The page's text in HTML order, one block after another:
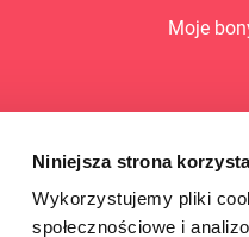
Niniejsza strona
Wykorzystujemy pliki
społecznościowe i
Moje